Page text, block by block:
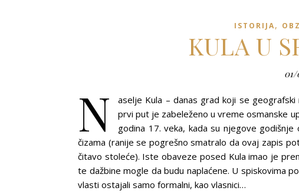
ISTORIJA,
KULA U
01/
N
aselje Kula – danas grad koji se
prvi put je zabeleženo u vreme osmanske
godina 17. veka, kada su njegove
čizama (ranije se pogrešno smatralo da ovaj zapis
čitavo stoleće). Iste obaveze posed Kula imao je
te dažbine mogle da budu naplaćene. U spiskovima
vlasti ostajali samo formalni, kao vlasnici…